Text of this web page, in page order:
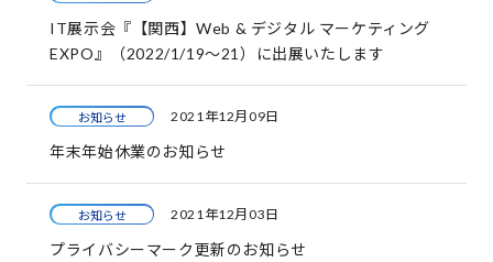
IT展示会『【関西】Web & デジタル マーケティング
EXPO』（2022/1/19～21）に出展いたします
お知らせ 2021年12月09日
年末年始休業のお知らせ
お知らせ 2021年12月03日
プライバシーマーク更新のお知らせ